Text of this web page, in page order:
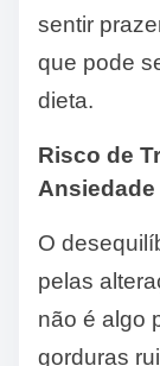
sentir
que pode
dieta.
Risco de
Ansiedade
O
pelas
não é algo
gorduras